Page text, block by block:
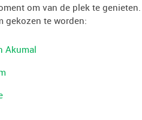
om van de plek te
gekozen te worden:
Akumal